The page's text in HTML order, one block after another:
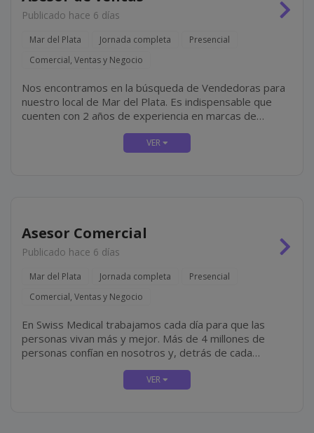
Publicado hace 6 días
Mar del Plata Jornada completa
Presencial
Comercial, Ventas y Negocio
Nos encontramos en la búsqueda de Vendedoras para
nuestro local de Mar del Plata. Es indispensable que
cuenten con 2 años de experiencia en marcas de
primera línea, residan en zona (preferentemente) y que
tengan disponibilidad para incorporación inmediata.
Asesor Comercial
Publicado hace 6 días
Mar del Plata Jornada completa
Presencial
Comercial, Ventas y Negocio
En Swiss Medical trabajamos cada día para que las
personas vivan más y mejor. Más de 4 millones de
personas confían en nosotros y, detrás de cada
historia, hay un equipo de más de 16.500
colaboradores que elige todos los días cuidar,...